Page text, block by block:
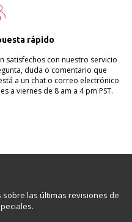
rápido
satisfechos con nuestro servicio
duda o comentario que
a un chat o correo electrónico
a viernes de 8 am a 4 pm PST.
sobre las últimas revisiones de